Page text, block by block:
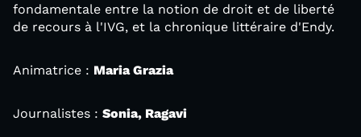
fondamentale entre la notion de droit et de liberté
de recours à l'IVG, et la chronique littéraire d'Endy.
Animatrice : Maria Grazia
Journalistes : Sonia, Ragavi